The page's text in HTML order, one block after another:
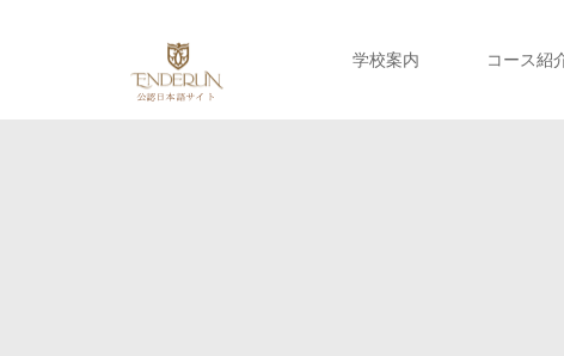
学校案内 コース紹